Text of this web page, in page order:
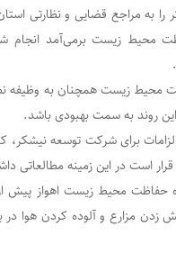
به مراجع قضایی و نظارتی
محیط زیست برمی‌آمد انجام
محیط زیست همچنان به وظیفه
روند به سمت بهبودی باشد.
برای شرکت توسعه نیشکر،
است در این زمینه مطالعاتی
حفاظت محیط زیست اهواز پیش